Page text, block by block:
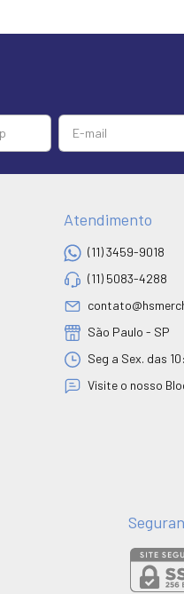
Atendimento
(11) 3459-9018
(11) 5083-4288
São Paulo - SP
Seg a Sex. das
Visite o nosso